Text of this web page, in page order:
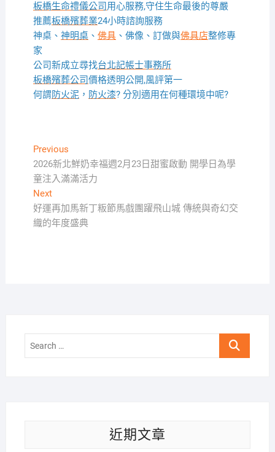
板橋生命禮儀公司用心服務,守住生命最後的尊嚴
推薦板橋殯葬業24小時諮詢服務
神桌、 神明桌、 佛具、佛像、訂做與佛具店整修專
家
公司新成立尋找台北記帳士事務所
板橋殯葬公司價格透明公開,風評第一
何謂防火泥， 防火漆? 分別適用在何種環境中呢?
文
章
導
覽
PreviousPrevious
post:
2026新北鮮奶幸福週2月23日甜蜜啟動 開學日為學
童注入滿滿活力
NextNext
post:
好運再加馬新丁粄節馬戲團躍飛山城 傳統與奇幻交
織的年度盛典
Search
近期文章